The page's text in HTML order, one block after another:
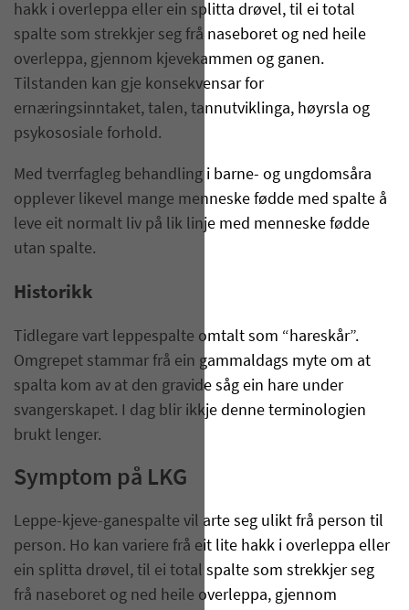
hakk i overleppa eller ein splitta drøvel, til ei total
spalte som strekkjer seg frå naseboret og ned heile
overleppa, gjennom kjevekammen og ganen.
Tilstanden kan gje konsekvensar for
ernæringsinntaket, talen, tannutviklinga, høyrsla og
psykososiale forhold.
Med tverrfagleg behandling i barne- og ungdomsåra
opplever likevel mange menneske fødde med spalte å
leve eit normalt liv på lik linje med menneske fødde
utan spalte.
Historikk
Tidlegare vart leppespalte omtalt som “hareskår”.
Omgrepet stammar frå ein gammaldags myte om at
spalta kom av at den gravide såg ein hare under
svangerskapet. I dag blir ikkje denne terminologien
brukt lenger.
Symptom på LKG
Leppe-kjeve-ganespalte vil arte seg ulikt frå person til
person. Ho kan variere frå eit lite hakk i overleppa eller
ein splitta drøvel, til ei total spalte som strekkjer seg
frå naseboret og ned heile overleppa, gjennom